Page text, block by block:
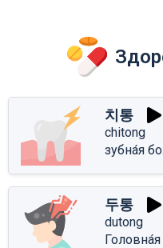
치통
chitong
зубна́я
두통
dutong